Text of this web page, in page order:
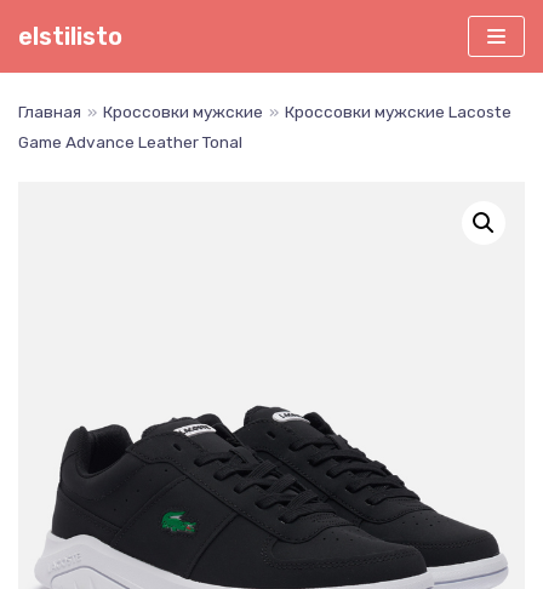
Перейти
elstilisto
Главная » Кроссовки мужские » Кроссовки мужские Lacoste
Game Advance Leather Tonal